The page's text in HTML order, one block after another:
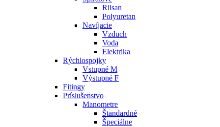
Rilsan
Polyuretan
Navíjacie
Vzduch
Voda
Elektrika
Rýchlospojky
Vstupné M
Výstupné F
Fitingy
Príslušenstvo
Manometre
Štandardné
Špeciálne